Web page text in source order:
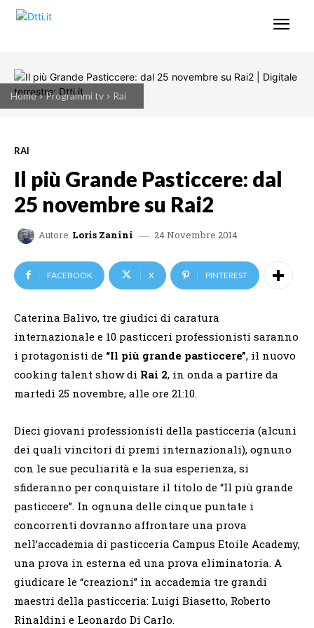
Home Programmi tv Rai
RAI
Il più Grande Pasticcere: dal
25 novembre su Rai2
Autore Loris Zanini 24 Novembre 2014
FACEBOOK X PINTEREST
Caterina Balivo, tre giudici di caratura
internazionale e 10 pasticceri professionisti saranno
i protagonisti de “Il più grande pasticcere”, il nuovo
cooking talent show di Rai 2, in onda a partire da
martedì 25 novembre, alle ore 21:10.
Dieci giovani professionisti della pasticceria (alcuni
dei quali vincitori di premi internazionali), ognuno
con le sue peculiarità e la sua esperienza, si
sfideranno per conquistare il titolo de “Il più grande
pasticcere”. In ognuna delle cinque puntate i
concorrenti dovranno affrontare una prova
nell’accademia di pasticceria Campus Etoile Academy,
una prova in esterna ed una prova eliminatoria. A
giudicare le “creazioni” in accademia tre grandi
maestri della pasticceria: Luigi Biasetto, Roberto
Rinaldini e Leonardo Di Carlo.